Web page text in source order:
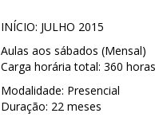
INÍCIO: JULHO 2015
Aulas aos sábados (Mensal)
Carga horária total: 360 horas
Modalidade: Presencial
Duração: 22 meses